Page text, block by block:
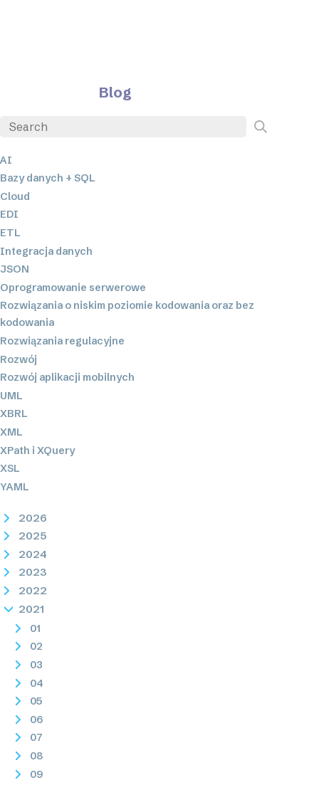
Blog
AI
Bazy danych + SQL
Cloud
EDI
ETL
Integracja danych
JSON
Oprogramowanie serwerowe
Rozwiązania o niskim poziomie kodowania oraz bez
kodowania
Rozwiązania regulacyjne
Rozwój
Rozwój aplikacji mobilnych
UML
XBRL
XML
XPath i XQuery
XSL
YAML
2026
2025
2024
2023
2022
2021
01
02
03
04
05
06
07
08
09